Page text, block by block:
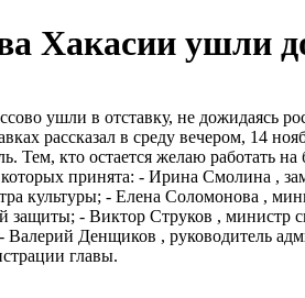
Хакасии ушли
ушли в отставку, не дожидаясь
рассказал в среду вечером, 14
Тем, кто остается желаю работать
принята: - Ирина Смолина ,
культуры; - Елена Соломонова ,
защиты; - Виктор Струков , министр
Валерий Денщиков , руководитель
главы.